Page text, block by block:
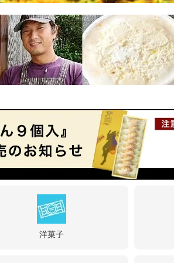
洋菓子